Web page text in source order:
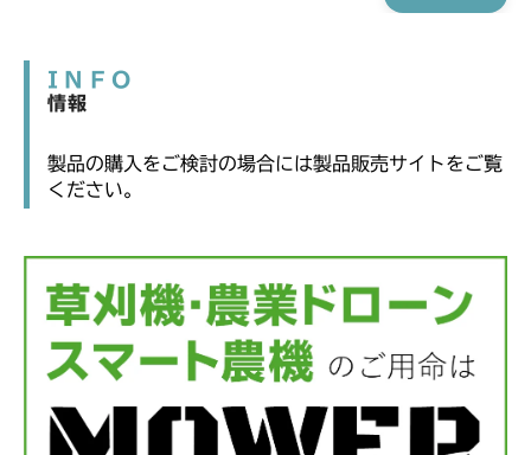
INFO
情報
製品の購入をご検討の場合には製品販売サイトをご覧
ください。